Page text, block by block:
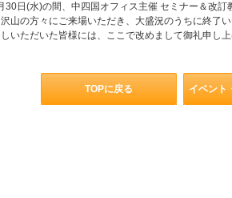
日(水)の間、中四国オフィス主催 セミナー＆改訂
山の方々にご来場いただき、大盛況のうちに終了
いただいた皆様には、ここで改めまして御礼申し